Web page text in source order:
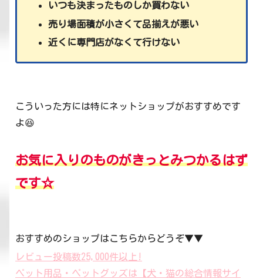
いつも決まったものしか買わない
売り場面積が小さくて品揃えが悪い
近くに専門店がなくて行けない
こういった方には特にネットショップがおすすめです
よ😆
お気に入りのものがきっとみつかるはず
です☆
おすすめのショップはこちらからどうぞ▼▼
レビュー投稿数25,000件以上!
ペット用品・ペットグッズは【犬・猫の総合情報サイ